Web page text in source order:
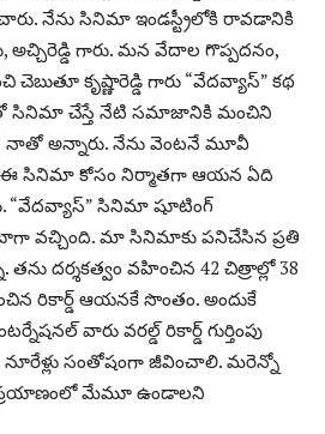
నేను సినిమా ఇండస్ట్రీలోకి రావడానికి
అచ్చిరెడ్డి గారు. మన వేదాల గొప్పదనం,
చెబుతూ కృష్ణారెడ్డి గారు “వేదవ్యాస్” కథ
సినిమా చేస్తే నేటి సమాజానికి మంచిని
నాతో అన్నారు. నేను వెంటనే మూవీ
ఈ సినిమా కోసం నిర్మాతగా ఆయన ఏది
సినిమా షూటింగ్
వచ్చింది. మా సినిమాకు పనిచేసిన ప్రతి
తను దర్శకత్వం వహించిన 42 చిత్రాల్లో 38
రికార్డ్ ఆయనకే సొంతం. అందుకే
వారు వరల్డ్ రికార్డ్ గుర్తింపు
నూరేళ్లు సంతోషంగా జీవించాలి. మరెన్నో
మేమూ ఉండాలని